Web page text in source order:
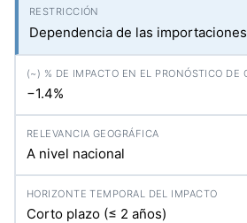
Dependencia de las importaciones
−1.4%
A nivel nacional
Corto plazo (≤ 2 años)